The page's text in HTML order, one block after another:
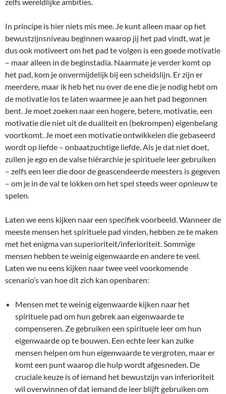
In principe is hier niets mis mee. Je kunt alleen maar op het
bewustzijnsniveau beginnen waarop jij het pad vindt, wat je
dus ook motiveert om het pad te volgen is een goede motivatie
– maar alleen in de beginstadia. Naarmate je verder komt op
het pad, kom je onvermijdelijk bij een scheidslijn. Er zijn er
meerdere, maar ik heb het nu over de ene die je nodig hebt om
de motivatie los te laten waarmee je aan het pad begonnen
bent. Je moet zoeken naar een hogere, betere, motivatie, een
motivatie die niet uit de dualiteit en (bekrompen) eigenbelang
voortkomt. Je moet een motivatie ontwikkelen die gebaseerd
wordt op liefde – onbaatzuchtige liefde. Als je dat niet doet,
zullen je ego en de valse hiërarchie je spirituele leer gebruiken
– zelfs een leer die door de geascendeerde meesters is gegeven
– om je in de val te lokken om het spel steeds weer opnieuw te
spelen.
Laten we eens kijken naar een specifiek voorbeeld. Wanneer de
meeste mensen het spirituele pad vinden, hebben ze te maken
met het enigma van superioriteit/inferioriteit. Sommige
mensen hebben te weinig eigenwaarde en andere te veel.
Laten we nu eens kijken naar twee veel voorkomende
scenario’s van hoe dit zich kan openbaren:
Mensen met te weinig eigenwaarde kijken naar het
spirituele pad om hun gebrek aan eigenwaarde te
compenseren. Ze gebruiken een spirituele leer om hun
eigenwaarde op te bouwen. Een echte leer kan zulke
mensen helpen om hun eigenwaarde te vergroten, maar er
komt een punt waarop die hulp wordt afgesneden. De
cruciale keuze is of iemand het bewustzijn van inferioriteit
wil overwinnen of dat iemand de leer blijft gebruiken om